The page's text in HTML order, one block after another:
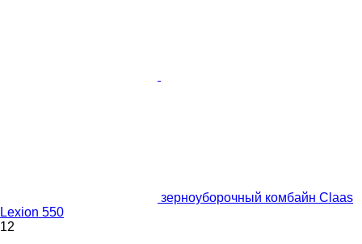
зерноуборочный комбайн Claas
Lexion 550
12